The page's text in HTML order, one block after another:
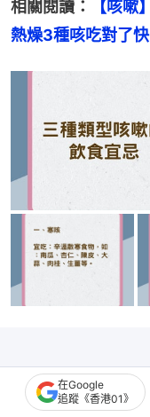
相關閱讀：
【咳
熱燥3種咳吃對了快
在Google
追蹤《香港01》